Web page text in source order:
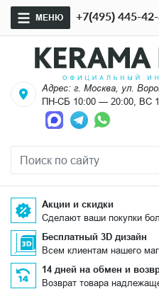
МЕНЮ +7(495) 445-
Адрес: г. Москва, ул.
ПН-СБ 10:00 — 20:00, ВС
Акции и скидки
Сделают ваши покупки
Бесплатный 3D дизайн
Всем клиентам нашего
14 дней на обмен и
Возврат товара